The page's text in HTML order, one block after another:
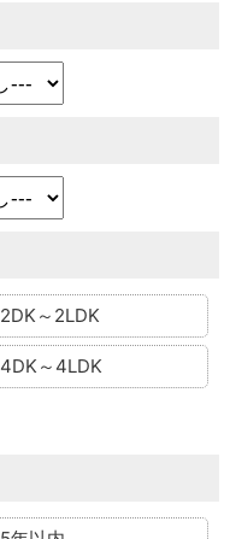
2DK～2LDK
4DK～4LDK